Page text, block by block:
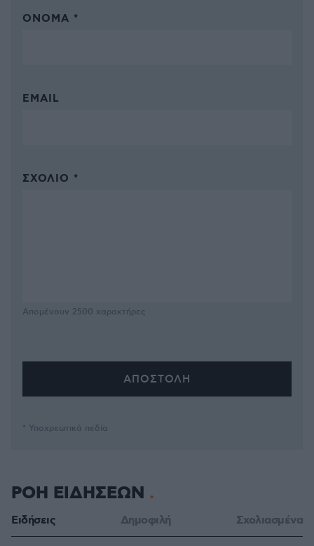
ΌΝΟΜΑ *
EMAIL
ΣΧΌΛΙΟ *
Απομένουν 2500 χαρακτήρες
* Υποχρεωτικά πεδία
ΡΟΗ ΕΙΔΗΣΕΩΝ
Ειδήσεις Δημοφιλή Σχολιασμένα